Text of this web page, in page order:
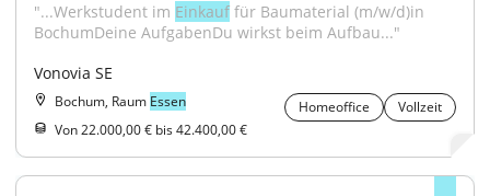
"...Werkstudent im Einkauf für Baumaterial (m/w/d)in
BochumDeine AufgabenDu wirkst beim Aufbau..."
Vonovia SE
Bochum, Raum Essen Homeoffice
Vollzeit
Von 22.000,00 € bis 42.400,00 €